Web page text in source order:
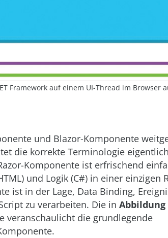
Framework auf einem UI-Thread im Browser
und Blazor-Komponente
die korrekte Terminologie
Komponente ist erfrischend
und Logik (C#) in einer einzigen
ist in der Lage, Data Binding,
zu verarbeiten. Die in Abbildung
veranschaulicht die grundlegende